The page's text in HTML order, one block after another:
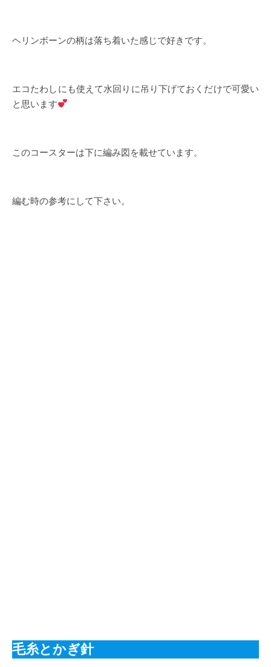
ヘリンボーンの柄は落ち着いた感じで好きです。
エコたわしにも使えて水回りに吊り下げておくだけで可愛い
と思います
このコースターは下に編み図を載せています。
編む時の参考にして下さい。
毛糸とかぎ針